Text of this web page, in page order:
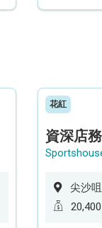
花紅
資深店
尖沙咀